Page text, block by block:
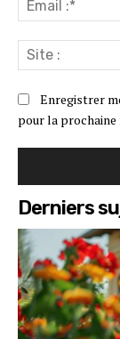
Enregistrer
pour la prochaine
Derniers